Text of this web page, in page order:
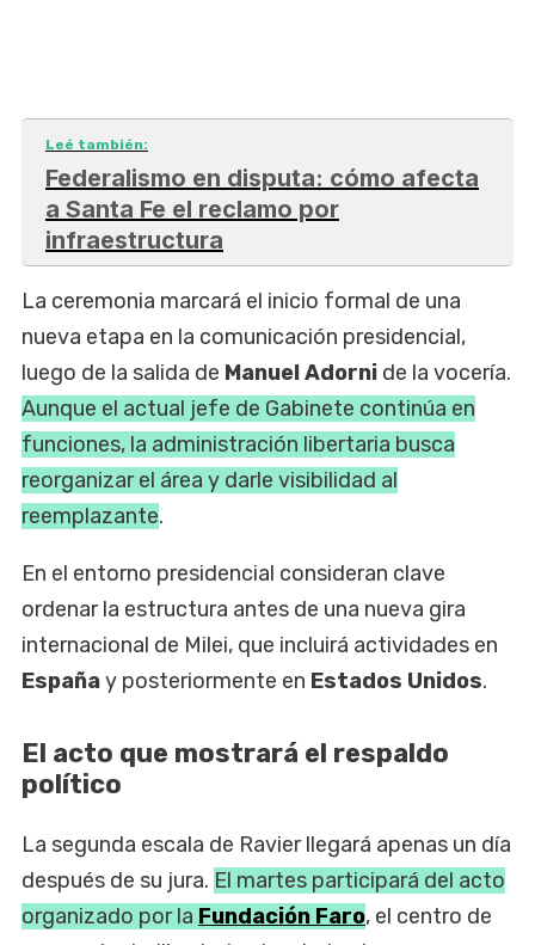
Leé también:
Federalismo en disputa: cómo afecta
a Santa Fe el reclamo por
infraestructura
La ceremonia marcará el inicio formal de una
nueva etapa en la comunicación presidencial,
luego de la salida de Manuel Adorni de la vocería.
Aunque el actual jefe de Gabinete continúa en
funciones, la administración libertaria busca
reorganizar el área y darle visibilidad al
reemplazante.
En el entorno presidencial consideran clave
ordenar la estructura antes de una nueva gira
internacional de Milei, que incluirá actividades en
Españay posteriormente en Estados Unidos.
El acto que mostrará el respaldo
político
La segunda escala de Ravier llegará apenas un día
después de su jura. El martes participará del acto
organizado por la Fundación Faro, el centro de